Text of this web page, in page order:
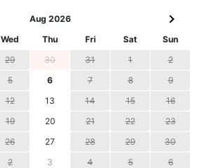
Aug 2026
Wed Thu Fri Sat
Sun
29 30 31 1
2
5 6 7 8
9
12 13 14 15
16
19 20 21 22
23
26 27 28 29
30
2 3 4 5 6